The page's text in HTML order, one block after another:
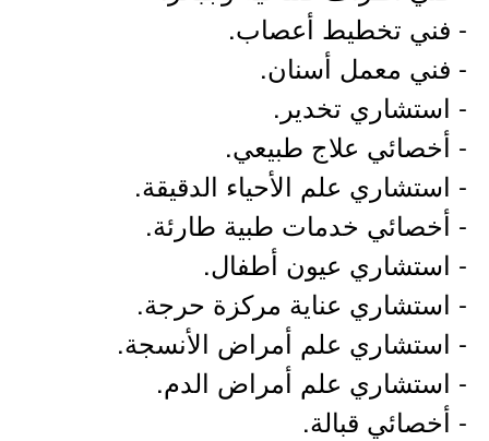
- فني تخطيط أعصاب.
- فني معمل أسنان.
- استشاري تخدير.
- أخصائي علاج طبيعي.
- استشاري علم الأحياء الدقيقة.
- أخصائي خدمات طبية طارئة.
- استشاري عيون أطفال.
- استشاري عناية مركزة حرجة.
- استشاري علم أمراض الأنسجة.
- استشاري علم أمراض الدم.
- أخصائي قبالة.